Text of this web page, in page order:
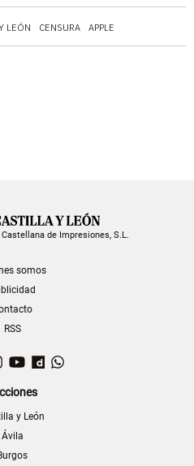
LEÓN CENSURA APPLE
de Impresiones, S.L.
somos
RSS
Instagram
YouTubeDailymotion
y León
Ávila